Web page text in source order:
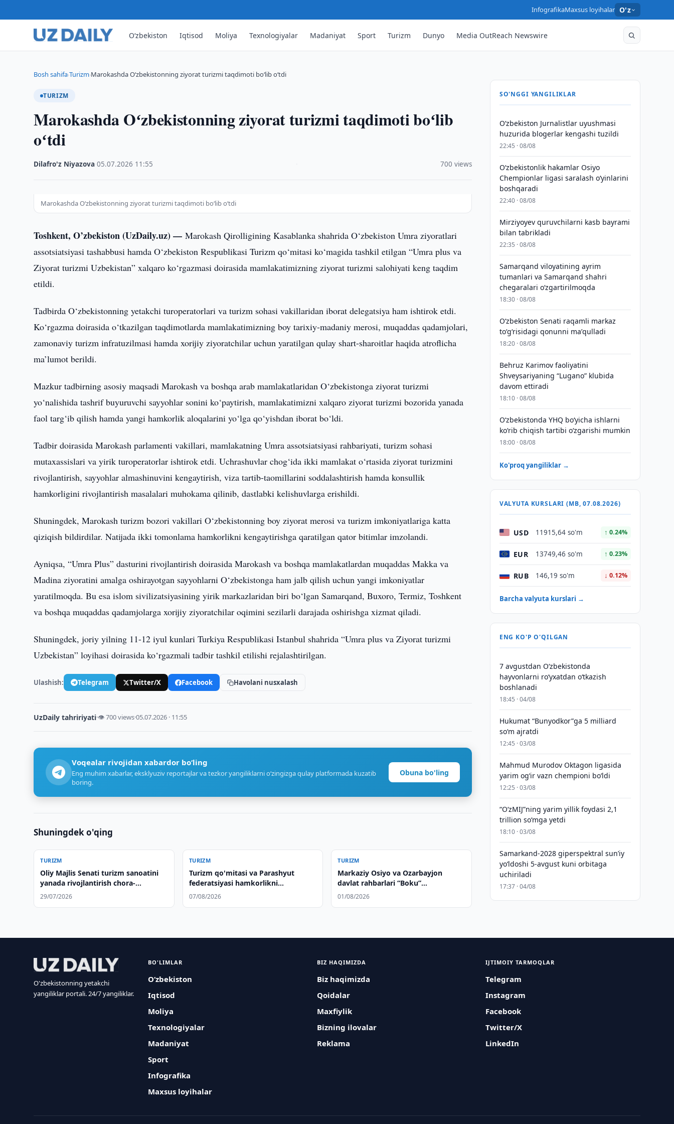
InfografikaMaxsus loyihalar O'z
O‘zbekiston Iqtisod Moliya Texnologiyalar Madaniyat Sport Turizm Dunyo Media OutReach Newswire
Bosh sahifa›Turizm›Marokashda Oʻzbekistonning ziyorat turizmi taqdimoti boʻlib oʻtdi
TURIZM
Marokashda Oʻzbekistonning ziyorat turizmi taqdimoti boʻlib
oʻtdi
Dilafro'z Niyazova ·05.07.2026 11:55 700 views
Marokashda Oʻzbekistonning ziyorat turizmi taqdimoti boʻlib oʻtdi
Toshkent, O’zbekiston (UzDaily.uz) —Marokash Qirolligining Kasablanka shahrida O‘zbekiston Umra ziyoratlari
assotsiatsiyasi tashabbusi hamda O‘zbekiston Respublikasi Turizm qo‘mitasi ko‘magida tashkil etilgan “Umra plus va
Ziyorat turizmi Uzbekistan” xalqaro ko‘rgazmasi doirasida mamlakatimizning ziyorat turizmi salohiyati keng taqdim
etildi.
Tadbirda O‘zbekistonning yetakchi turoperatorlari va turizm sohasi vakillaridan iborat delegatsiya ham ishtirok etdi.
Ko‘rgazma doirasida o‘tkazilgan taqdimotlarda mamlakatimizning boy tarixiy-madaniy merosi, muqaddas qadamjolari,
zamonaviy turizm infratuzilmasi hamda xorijiy ziyoratchilar uchun yaratilgan qulay shart-sharoitlar haqida atroflicha
ma’lumot berildi.
Mazkur tadbirning asosiy maqsadi Marokash va boshqa arab mamlakatlaridan O‘zbekistonga ziyorat turizmi
yo‘nalishida tashrif buyuruvchi sayyohlar sonini ko‘paytirish, mamlakatimizni xalqaro ziyorat turizmi bozorida yanada
faol targ‘ib qilish hamda yangi hamkorlik aloqalarini yo‘lga qo‘yishdan iborat bo‘ldi.
Tadbir doirasida Marokash parlamenti vakillari, mamlakatning Umra assotsiatsiyasi rahbariyati, turizm sohasi
mutaxassislari va yirik turoperatorlar ishtirok etdi. Uchrashuvlar chog‘ida ikki mamlakat o‘rtasida ziyorat turizmini
rivojlantirish, sayyohlar almashinuvini kengaytirish, viza tartib-taomillarini soddalashtirish hamda konsullik
hamkorligini rivojlantirish masalalari muhokama qilinib, dastlabki kelishuvlarga erishildi.
Shuningdek, Marokash turizm bozori vakillari O‘zbekistonning boy ziyorat merosi va turizm imkoniyatlariga katta
qiziqish bildirdilar. Natijada ikki tomonlama hamkorlikni kengaytirishga qaratilgan qator bitimlar imzolandi.
Ayniqsa, “Umra Plus” dasturini rivojlantirish doirasida Marokash va boshqa mamlakatlardan muqaddas Makka va
Madina ziyoratini amalga oshirayotgan sayyohlarni O‘zbekistonga ham jalb qilish uchun yangi imkoniyatlar
yaratilmoqda. Bu esa islom sivilizatsiyasining yirik markazlaridan biri bo‘lgan Samarqand, Buxoro, Termiz, Toshkent
va boshqa muqaddas qadamjolarga xorijiy ziyoratchilar oqimini sezilarli darajada oshirishga xizmat qiladi.
Shuningdek, joriy yilning 11-12 iyul kunlari Turkiya Respublikasi Istanbul shahrida “Umra plus va Ziyorat turizmi
Uzbekistan” loyihasi doirasida ko‘rgazmali tadbir tashkil etilishi rejalashtirilgan.
Ulashish: Telegram Twitter/X Facebook Havolani nusxalash
UzDaily tahririyati·👁 700 views·05.07.2026 · 11:55
Voqealar rivojidan xabardor bo‘ling
Eng muhim xabarlar, eksklyuziv reportajlar va tezkor yangiliklarni o‘zingizga qulay platformada kuzatib
boring.
Obuna bo'ling
Shuningdek o'qing
TURIZM
Oliy Majlis Senati turizm sanoatini
yanada rivojlantirish chora-
tadbirlarini muhokama qildi
29/07/2026
TURIZM
Turizm qo'mitasi va Parashyut
federatsiyasi hamkorlikni
muhokama qildi
07/08/2026
TURIZM
Markaziy Osiyo va Ozarbayjon
davlat rahbarlari “Boku”
mehmonxonasining ochilish
01/08/2026
SO'NGGI YANGILIKLAR
O‘zbekiston Jurnalistlar uyushmasi
huzurida blogerlar kengashi tuzildi
22:45 · 08/08
O‘zbekistonlik hakamlar Osiyo
Chempionlar ligasi saralash o‘yinlarini
boshqaradi
22:40 · 08/08
Mirziyoyev quruvchilarni kasb bayrami
bilan tabrikladi
22:35 · 08/08
Samarqand viloyatining ayrim
tumanlari va Samarqand shahri
chegaralari oʻzgartirilmoqda
18:30 · 08/08
Oʻzbekiston Senati raqamli markaz
toʻgʻrisidagi qonunni maʼqulladi
18:20 · 08/08
Behruz Karimov faoliyatini
Shveysariyaning “Lugano” klubida
davom ettiradi
18:10 · 08/08
O‘zbekistonda YHQ bo‘yicha ishlarni
ko‘rib chiqish tartibi o‘zgarishi mumkin
18:00 · 08/08
Ko'proq yangiliklar →
VALYUTA KURSLARI (MB, 07.08.2026)
USD 11915,64 so'm ↑ 0.24%
EUR 13749,46 so'm ↑ 0.23%
RUB 146,19 so'm ↓ 0.12%
Barcha valyuta kurslari →
ENG KO'P O'QILGAN
7 avgustdan O‘zbekistonda
hayvonlarni ro‘yxatdan o‘tkazish
boshlanadi
18:45 · 04/08
Hukumat “Bunyodkor”ga 5 milliard
so‘m ajratdi
12:45 · 03/08
Mahmud Murodov Oktagon ligasida
yarim og‘ir vazn chempioni bo‘ldi
12:25 · 03/08
“O‘zMIJ”ning yarim yillik foydasi 2,1
trillion so‘mga yetdi
18:10 · 03/08
Samarkand-2028 giperspektral sun’iy
yo‘ldoshi 5-avgust kuni orbitaga
uchiriladi
17:37 · 04/08
O'zbekistonning yetakchi
yangiliklar portali. 24/7 yangiliklar.
BO'LIMLAR
O‘zbekiston
Iqtisod
Moliya
Texnologiyalar
Madaniyat
Sport
Infografika
Maxsus loyihalar
BIZ HAQIMIZDA
Biz haqimizda
Qoidalar
Maxfiylik
Bizning ilovalar
Reklama
IJTIMOIY TARMOQLAR
Telegram
Instagram
Facebook
Twitter/X
LinkedIn